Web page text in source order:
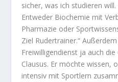
sicher, was ich studieren
Entweder Biochemie mit
Pharmazie oder
Ziel Rudertrainer.“
Freiwilligendienst ja auch
Clausus. Er möchte wissen,
intensiv mit Sportlern